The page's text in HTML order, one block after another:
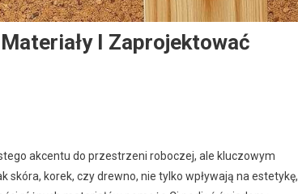
I Zaprojektować
akcentu do przestrzeni roboczej, ale kluczowym
skóra, korek, czy drewno, nie tylko wpływają na estetykę,